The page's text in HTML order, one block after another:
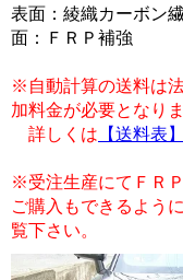
表面：綾織カーボン
面：ＦＲＰ補強
※自動計算の送料は
加料金が必要となりま
詳しくは 【送料表】
※受注生産にてＦＲ
ご購入もできるよう
覧下さい。